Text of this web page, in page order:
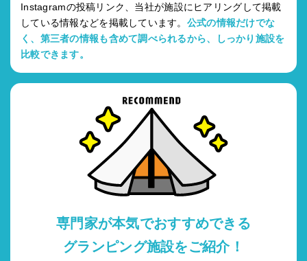
Instagramの投稿リンク、当社が施設にヒアリングして掲載
している情報などを掲載しています。 公式の情報だけでな
く、第三者の情報も含めて調べられるから、しっかり施設を
比較できます。
専門家が本気でおすすめできる
グランピング施設をご紹介！